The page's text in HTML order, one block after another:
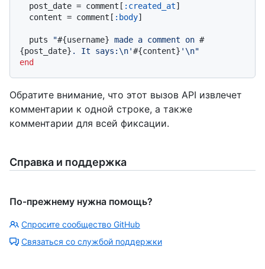
  post_date = comment[
:created_at]
  content = comment[
:body]
  puts
"#{username} made a comment on #
{post_date} . It says:\n'#{content} '\n"
end
Обратите внимание, что этот вызов API извлечет
комментарии к одной строке, а также
комментарии для всей фиксации.
Справка и поддержка
По-прежнему нужна помощь?
Спросите сообщество GitHub
Связаться со службой поддержки